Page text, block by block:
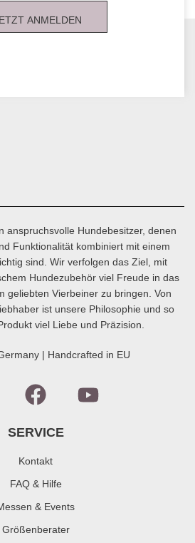
ANMELDEN
anspruchsvolle Hundebesitzer, denen
Funktionalität kombiniert mit einem
sind. Wir verfolgen das Ziel, mit
Hundezubehör viel Freude in das
geliebten Vierbeiner zu bringen. Von
ist unsere Philosophie und so
viel Liebe und Präzision.
| Handcrafted in EU
SERVICE
Kontakt
FAQ & Hilfe
& Events
Größenberater